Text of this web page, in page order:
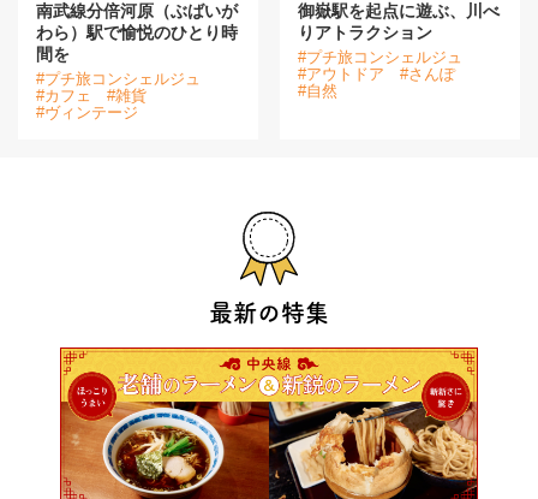
最新の特集
南武線分倍河原（ぶばいが
わら）駅で愉悦のひとり時
間を
#プチ旅コンシェルジュ
#カフェ
#雑貨
#ヴィンテージ
御嶽駅を起点に遊ぶ、川べ
りアトラクション
#プチ旅コンシェルジュ
#アウトドア
#さんぽ
#自然